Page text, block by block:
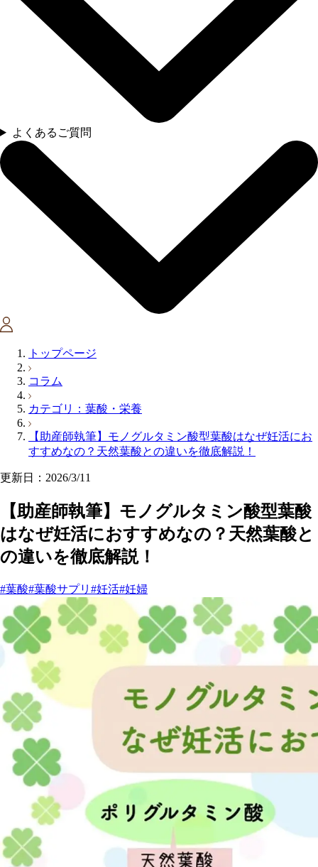
よくあるご質問
トップページ
コラム
カテゴリ：葉酸・栄養
【助産師執筆】モノグルタミン酸型葉酸はなぜ妊活にお
すすめなの？天然葉酸との違いを徹底解説！
更新日：2026/3/11
【助産師執筆】モノグルタミン酸型葉酸
はなぜ妊活におすすめなの？天然葉酸と
の違いを徹底解説！
#葉酸#葉酸サプリ #妊活#妊婦